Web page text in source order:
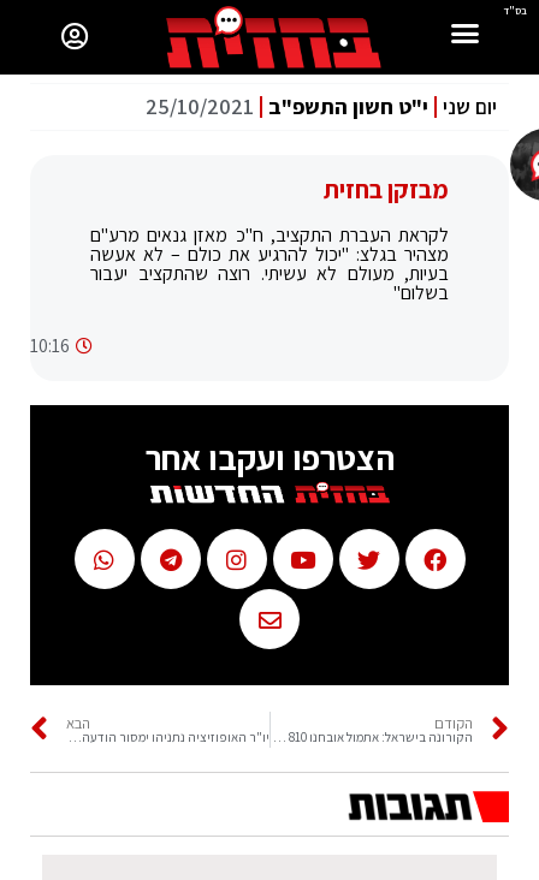
בס"ד
יום שני י"ט חשון התשפ"ב 25/10/2021
מבזקן בחזית
לקראת העברת התקציב, ח"כ מאזן גנאים מרע"ם
מצהיר בגלצ: "יכול להרגיע את כולם – לא אעשה
בעיות, מעולם לא עשיתי. רוצה שהתקציב יעבור
בשלום"
10:16
הצטרפו ועקבו אחר
הקודם הבא